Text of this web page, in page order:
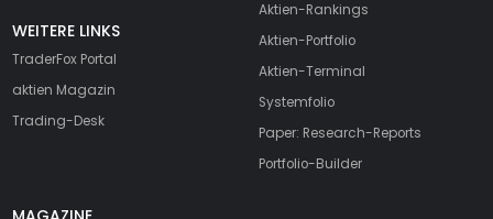
WEITERE LINKS
TraderFox Portal
aktien Magazin
Trading-Desk
Aktien-Rankings
Aktien-Portfolio
Aktien-Terminal
Systemfolio
Paper: Research-Reports
Portfolio-Builder